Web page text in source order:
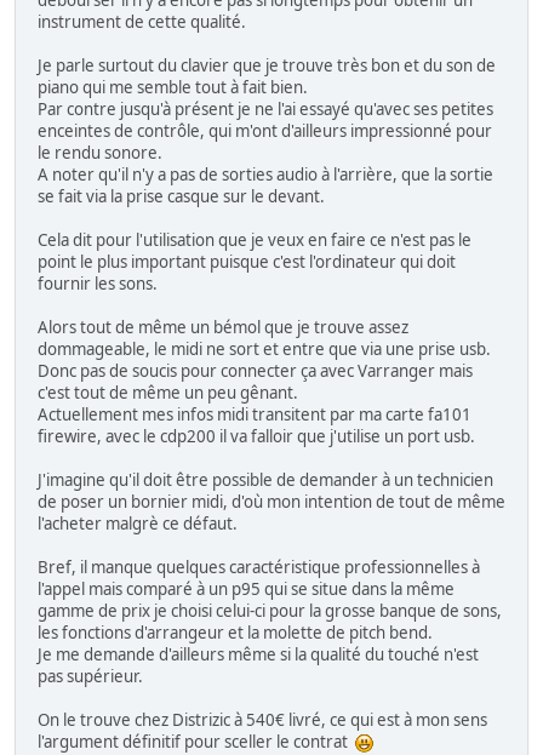
instrument de cette qualité.
Je parle surtout du clavier que je trouve très bon et du son de
piano qui me semble tout à fait bien.
Par contre jusqu'à présent je ne l'ai essayé qu'avec ses petites
enceintes de contrôle, qui m'ont d'ailleurs impressionné pour
le rendu sonore.
A noter qu'il n'y a pas de sorties audio à l'arrière, que la sortie
se fait via la prise casque sur le devant.
Cela dit pour l'utilisation que je veux en faire ce n'est pas le
point le plus important puisque c'est l'ordinateur qui doit
fournir les sons.
Alors tout de même un bémol que je trouve assez
dommageable, le midi ne sort et entre que via une prise usb.
Donc pas de soucis pour connecter ça avec Varranger mais
c'est tout de même un peu gênant.
Actuellement mes infos midi transitent par ma carte fa101
firewire, avec le cdp200 il va falloir que j'utilise un port usb.
J'imagine qu'il doit être possible de demander à un technicien
de poser un bornier midi, d'où mon intention de tout de même
l'acheter malgrè ce défaut.
Bref, il manque quelques caractéristique professionnelles à
l'appel mais comparé à un p95 qui se situe dans la même
gamme de prix je choisi celui-ci pour la grosse banque de sons,
les fonctions d'arrangeur et la molette de pitch bend.
Je me demande d'ailleurs même si la qualité du touché n'est
pas supérieur.
On le trouve chez Distrizic à 540€ livré, ce qui est à mon sens
l'argument définitif pour sceller le contrat